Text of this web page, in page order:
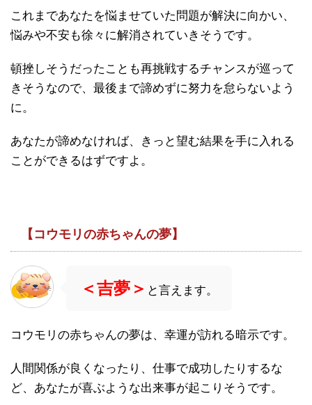
これまであなたを悩ませていた問題が解決に向かい、
悩みや不安も徐々に解消されていきそうです。
頓挫しそうだったことも再挑戦するチャンスが巡って
きそうなので、最後まで諦めずに努力を怠らないよう
に。
あなたが諦めなければ、きっと望む結果を手に入れる
ことができるはずですよ。
【コウモリの赤ちゃんの夢】
＜吉夢＞ と言えます。
コウモリの赤ちゃんの夢は、幸運が訪れる暗示です。
人間関係が良くなったり、仕事で成功したりするな
ど、あなたが喜ぶような出来事が起こりそうです。